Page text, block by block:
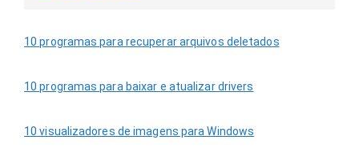
10 programas para recuperar arquivos deletados
10 programas para baixar e atualizar drivers
10 visualizadores de imagens para Windows